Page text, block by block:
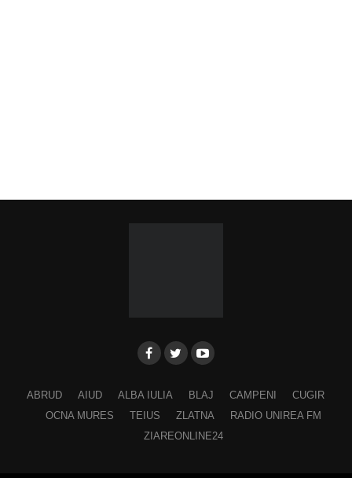
ABRUD AIUD ALBA IULIA BLAJ CAMPENI
CUGIR
OCNA MURES
TEIUS ZLATNA
RADIO UNIREA FM
ZIAREONLINE24